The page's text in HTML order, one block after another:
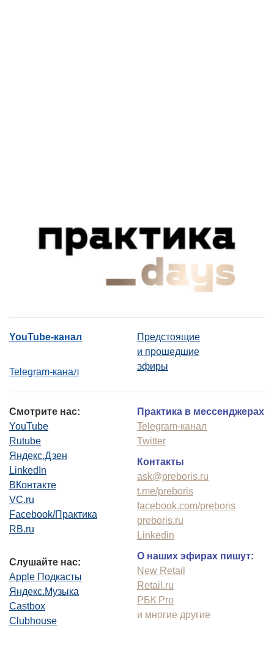
YouTube-канал
Telegram-канал
Предстоящие
и прошедшие
эфиры
Смотрите нас:
YouTube
Rutube
Яндекс.Дзен
LinkedIn
ВКонтакте
VC.ru
Facebook/Практика
RB.ru
Слушайте нас:
Apple Подкасты
Яндекс.Музыка
Castbox
Clubhouse
Практика в мессенджерах
Telegram-канал
Twitter
Контакты
ask@preboris.ru
t.me/preboris
facebook.com/preboris
preboris.ru
Linkedin
О наших эфирах пишут:
New Retail
Retail.ru
РБК Pro
и многие другие